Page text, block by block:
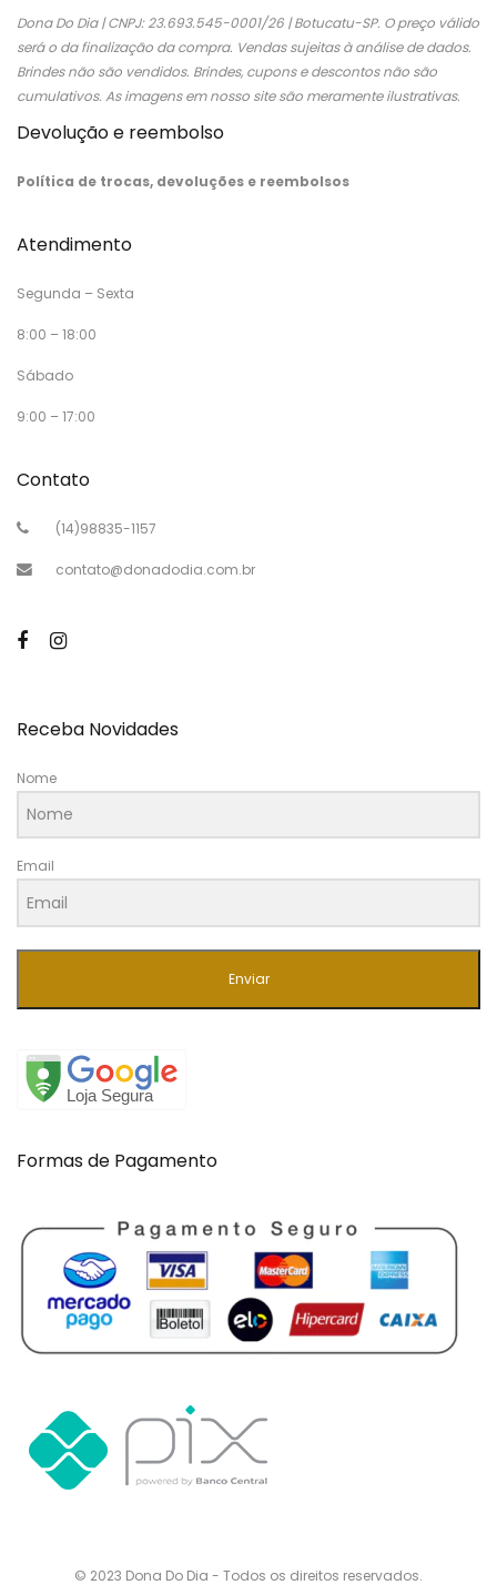
Dona Do Dia | CNPJ: 23.693.545-0001/26 | Botucatu-SP. O preço válido
será o da finalização da compra. Vendas sujeitas à análise de dados.
Brindes não são vendidos. Brindes, cupons e descontos não são
cumulativos. As imagens em nosso site são meramente ilustrativas.
Devolução e reembolso
Política de trocas, devoluções e reembolsos
Atendimento
Segunda – Sexta
8:00 – 18:00
Sábado
9:00 – 17:00
Contato
(14)98835-1157
contato@donadodia.com.br
Receba Novidades
Nome
Email
Enviar
Formas de Pagamento
© 2023 Dona Do Dia - Todos os direitos reservados.